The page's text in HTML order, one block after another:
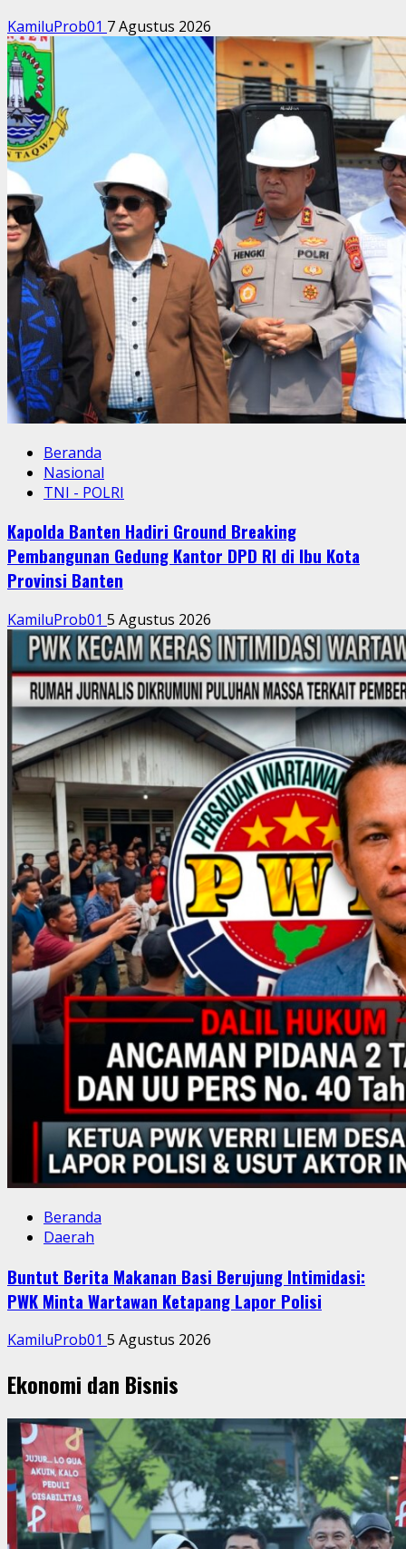
KamiluProb01 7 Agustus 2026
Beranda
Nasional
TNI - POLRI
Kapolda Banten Hadiri Ground Breaking
Pembangunan Gedung Kantor DPD RI di Ibu Kota
Provinsi Banten
KamiluProb01 5 Agustus 2026
Beranda
Daerah
Buntut Berita Makanan Basi Berujung Intimidasi:
PWK Minta Wartawan Ketapang Lapor Polisi
KamiluProb01 5 Agustus 2026
Ekonomi dan Bisnis